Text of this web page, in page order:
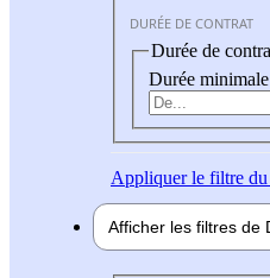
DURÉE DE CONTRAT
Durée de
Durée
Appliquerle filtre du
Afficher les filtres de